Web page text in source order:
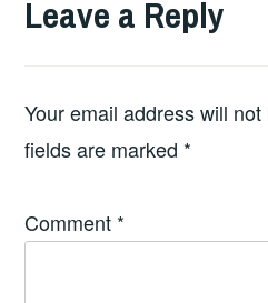
Leave a Reply
Your email address will
fields are marked *
Comment *